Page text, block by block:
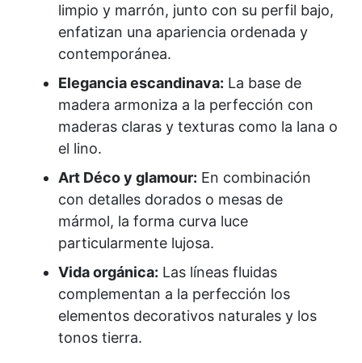
limpio y marrón, junto con su perfil bajo,
enfatizan una apariencia ordenada y
contemporánea.
Elegancia escandinava: La base de
madera armoniza a la perfección con
maderas claras y texturas como la lana o
el lino.
Art Déco y glamour: En combinación
con detalles dorados o mesas de
mármol, la forma curva luce
particularmente lujosa.
Vida orgánica: Las líneas fluidas
complementan a la perfección los
elementos decorativos naturales y los
tonos tierra.